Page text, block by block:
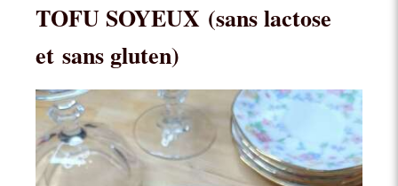
TOFU SOYEUX (sans lactose
et sans gluten)